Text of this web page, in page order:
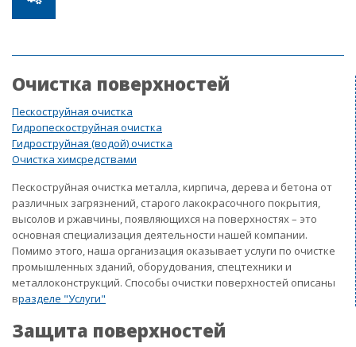
Очистка поверхностей
Пескоструйная очистка
Гидропескоструйная очистка
Гидроструйная (водой) очистка
Очистка химсредствами
Пескоструйная очистка металла, кирпича, дерева и бетона от
различных загрязнений, старого лакокрасочного покрытия,
высолов и ржавчины, появляющихся на поверхностях – это
основная специализация деятельности нашей компании.
Помимо этого, наша организация оказывает услуги по очистке
промышленных зданий, оборудования, спецтехники и
металлоконструкций. Способы очистки поверхностей описаны
вразделе "Услуги"
Защита поверхностей